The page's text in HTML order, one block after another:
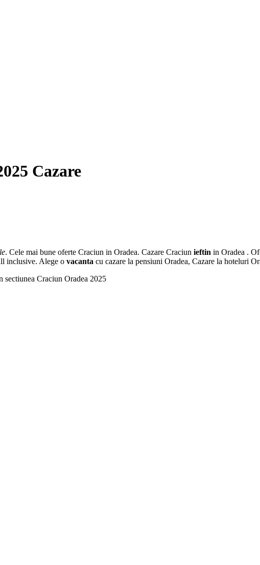
Cazare
. Cele mai bune oferte Craciun in Oradea. Cazare Craciun ieftin in Oradea .
inclusive. Alege o vacanta cu cazare la pensiuni Oradea, Cazare la hoteluri
Craciun Oradea 2025